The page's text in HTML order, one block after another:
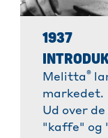
1937
Melitta®
markedet.
Ud over
"kaffe" og